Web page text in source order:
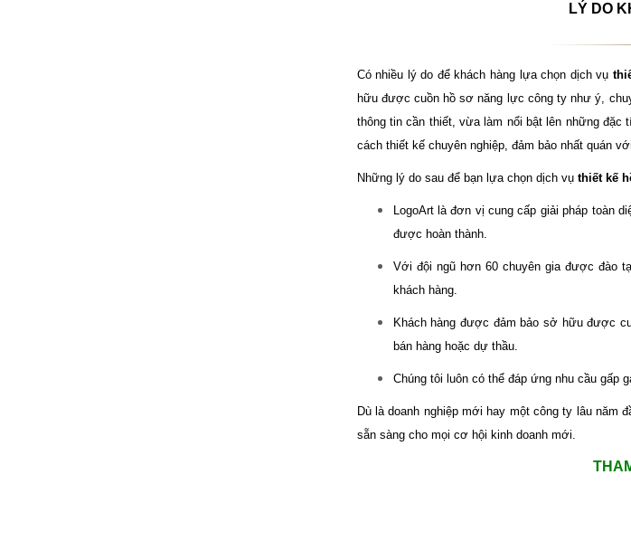
LÝ DO
Có nhiều lý do để khách hàng lựa chọn dịch vụ
hữu được cuồn hồ sơ năng lực công ty như ý,
thông tin cần thiết, vừa làm nổi bật lên những
cách thiết kế chuyên nghiệp, đảm bảo nhất quán
Những lý do sau để bạn lựa chọn dịch vụ thiết kế
LogoArt là đơn vị cung cấp giải pháp toàn
được hoàn thành.
Với đội ngũ hơn 60 chuyên gia được đào
khách hàng.
Khách hàng được đảm bảo sở hữu được
bán hàng hoặc dự thầu.
Chúng tôi luôn có thể đáp ứng nhu cầu gấp
Dù là doanh nghiệp mới hay một công ty lâu năm
sẵn sàng cho mọi cơ hội kinh doanh mới.